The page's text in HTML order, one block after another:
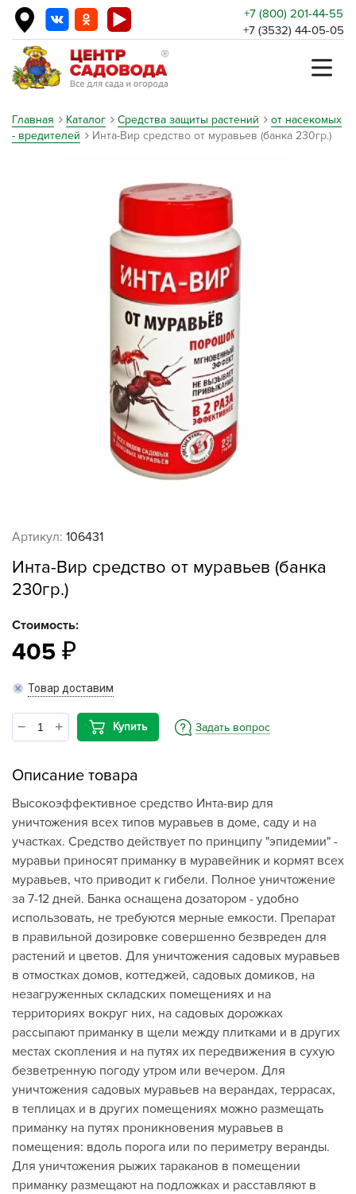
+7 (800) 201-44-55
+7 (3532) 44-05-05
Главная Каталог Средства защиты растений
от насекомых
- вредителей
Инта-Вир средство от муравьев (банка 230гр.)
Артикул: 106431
Инта-Вир средство от муравьев (банка
230гр.)
Стоимость:
405
Товар доставим
Купить Задать вопрос
Описание товара
Высокоэффективное средство Инта-вир для
уничтожения всех типов муравьев в доме, саду и на
участках. Средство действует по принципу "эпидемии" -
муравьи приносят приманку в муравейник и кормят всех
муравьев, что приводит к гибели. Полное уничтожение
за 7-12 дней. Банка оснащена дозатором - удобно
использовать, не требуются мерные емкости. Препарат
в правильной дозировке совершенно безвреден для
растений и цветов. Для уничтожения садовых муравьев
в отмостках домов, коттеджей, садовых домиков, на
незагруженных складских помещениях и на
территориях вокруг них, на садовых дорожках
рассыпают приманку в щели между плитками и в других
местах скопления и на путях их передвижения в сухую
безветренную погоду утром или вечером. Для
уничтожения садовых муравьев на верандах, террасах,
в теплицах и в других помещениях можно размещать
приманку на путях проникновения муравьев в
помещения: вдоль порога или по периметру веранды.
Для уничтожения рыжих тараканов в помещении
приманку размещают на подложках и расставляют в